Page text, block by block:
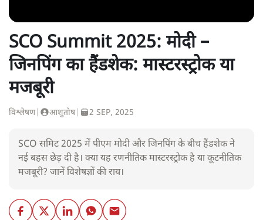
SCO Summit 2025: मोदी –
जिनपिंग का हैंडशेक: मास्टरस्ट्रोक या
मजबूरी
विश्लेषण| आशुतोष| 2 SEP, 2025
SCO समिट 2025 में पीएम मोदी और जिनपिंग के बीच हैंडशेक ने
नई बहस छेड़ दी है। क्या यह रणनीतिक मास्टरस्ट्रोक है या कूटनीतिक
मजबूरी? जानें विशेषज्ञों की राय।